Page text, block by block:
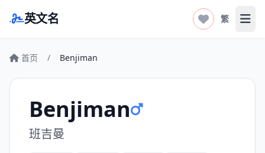
英文名 繁 打
首页 / Benjiman
Benjiman
班吉曼